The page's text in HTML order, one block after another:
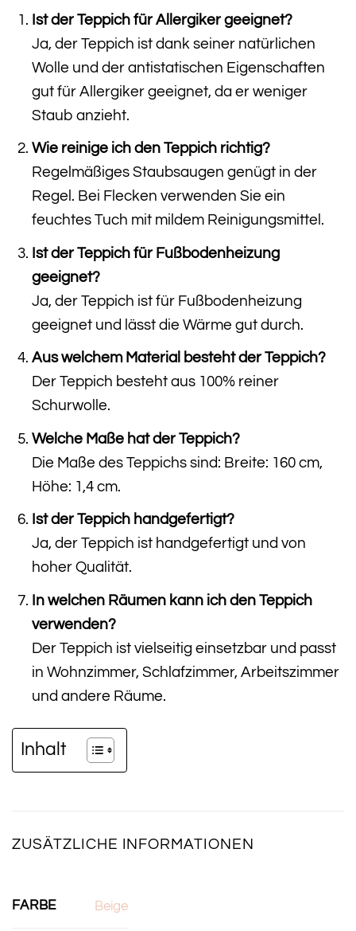
Ist der Teppich für Allergiker geeignet?
Ja, der Teppich ist dank seiner natürlichen
Wolle und der antistatischen Eigenschaften
gut für Allergiker geeignet, da er weniger
Staub anzieht.
Wie reinige ich den Teppich richtig?
Regelmäßiges Staubsaugen genügt in der
Regel. Bei Flecken verwenden Sie ein
feuchtes Tuch mit mildem Reinigungsmittel.
Ist der Teppich für Fußbodenheizung
geeignet?
Ja, der Teppich ist für Fußbodenheizung
geeignet und lässt die Wärme gut durch.
Aus welchem Material besteht der Teppich?
Der Teppich besteht aus 100% reiner
Schurwolle.
Welche Maße hat der Teppich?
Die Maße des Teppichs sind: Breite: 160 cm,
Höhe: 1,4 cm.
Ist der Teppich handgefertigt?
Ja, der Teppich ist handgefertigt und von
hoher Qualität.
In welchen Räumen kann ich den Teppich
verwenden?
Der Teppich ist vielseitig einsetzbar und passt
in Wohnzimmer, Schlafzimmer, Arbeitszimmer
und andere Räume.
Inhalt
ZUSÄTZLICHE INFORMATIONEN
FARBE Beige